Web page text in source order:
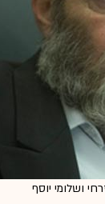
ושלומי יוסף